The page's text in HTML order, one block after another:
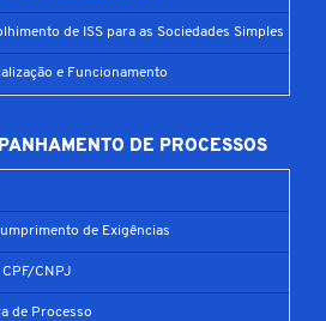
de ISS para as Sociedades Simples
e Funcionamento
DE PROCESSOS
de Exigências
CNPJ
de Processo